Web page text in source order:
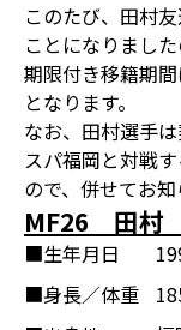
このたび、田村
ことになりまし
期限付き移籍期
となります。
なお、田村選手
スパ福岡と対戦
ので、併せてお知
MF26 田村
■生年月日
■身長／体重